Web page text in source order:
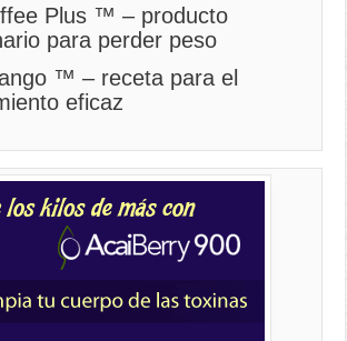
Plus ™ – producto
para perder peso
™ – receta para el
eficaz